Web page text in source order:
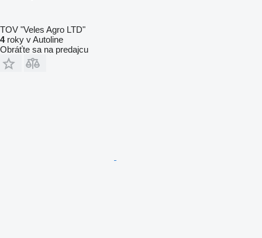
TOV "Veles Agro LTD"
4roky v Autoline
Obráťte sa na predajcu